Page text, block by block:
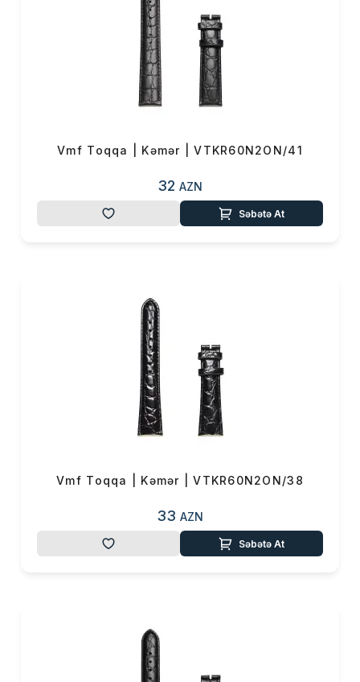
Vmf Toqqa | Kəmər | VTKR60N2ON/41
32 AZN
Səbətə At
Vmf Toqqa | Kəmər | VTKR60N2ON/38
33 AZN
Səbətə At